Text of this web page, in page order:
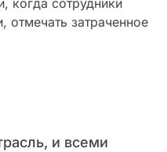
когда сотрудники
отмечать затраченное
и всеми